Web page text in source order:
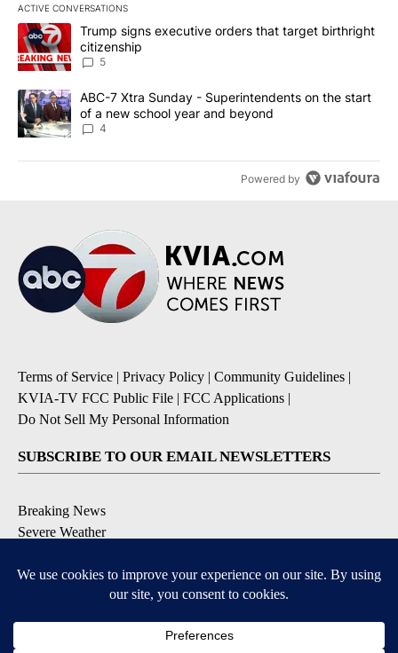
ACTIVE CONVERSATIONS
The following is a list of the most commented articles in the last
A trending article titled "Trump signs executive orders that
Trump signs executive orders that target birthright
citizenship
5
A trending article titled "ABC-7 Xtra Sunday - Superintendents
ABC-7 Xtra Sunday - Superintendents on the start
of a new school year and beyond
4
Powered by
Terms of Service | Privacy Policy | Community Guidelines |
KVIA-TV FCC Public File | FCC Applications |
Do Not Sell My Personal Information
SUBSCRIBE TO OUR EMAIL NEWSLETTERS
Breaking News
Severe Weather
Daily Weather Forecast